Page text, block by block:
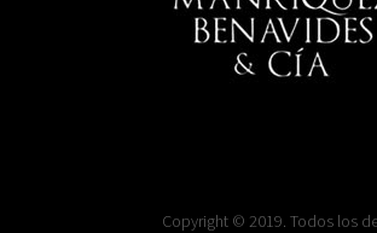
Copyright © 2019. Todos los